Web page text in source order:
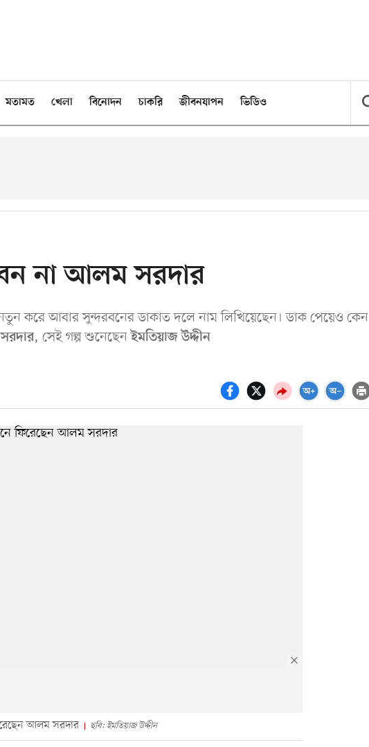
মতামত খেলা বিনোদন চাকরি জীবনযাপন ভিডিও
না আলম সরদার
করে আবার সুন্দরবনের ডাকাত দলে নাম লিখিয়েছেন। ডাক পেয়েও কেন
, সেই গল্প শুনেছেনইমতিয়াজ উদ্দীন
আলম সরদার ছবি: ইমতিয়াজ উদ্দীন